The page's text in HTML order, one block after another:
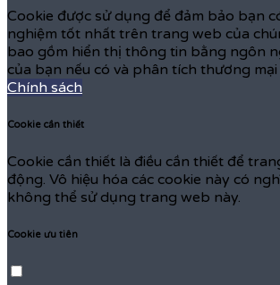
Cookie được sử dụng để đảm bảo bạn
nghiệm tốt nhất trên trang web của
bao gồm hiển thị thông tin bằng ngôn
của bạn nếu có và phân tích thương mại
Chính sách
Cookie cần thiết
Cookie cần thiết là điều cần thiết để
động. Vô hiệu hóa các cookie này có
không thể sử dụng trang web này.
Cookie ưu tiên